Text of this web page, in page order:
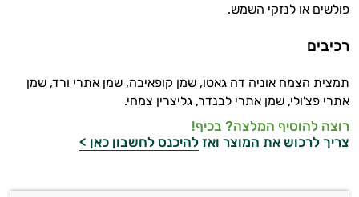
פולשים או לנזקי השמש.
רכיבים
תמצית הצמח אוניה דה גאטו, שמן קופאיבה, שמן אתרי ורד, שמן
אתרי פצ'ולי, שמן אתרי לבנדר, גליצרין צמחי.
רוצה להוסיף המלצה? בכיף!
צריך לרכוש את המוצר ואז להיכנס לחשבון כאן >